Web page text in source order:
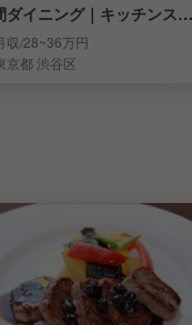
ダイニング｜キッチンスタ
求む！
収/28~36万円
京都 渋谷区